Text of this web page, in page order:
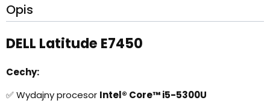
Opis
DELL Latitude E7450
Cechy:
✅ Wydajny procesor Intel® Core™ i5-5300U